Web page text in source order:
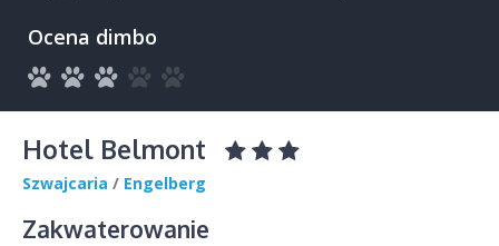
Ocena dimbo
Hotel Belmont
Szwajcaria / Engelberg
Zakwaterowanie